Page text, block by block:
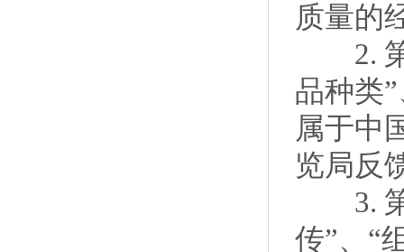
质量的
2. 第
品种类
属于中
览局反
3. 第
传”、“